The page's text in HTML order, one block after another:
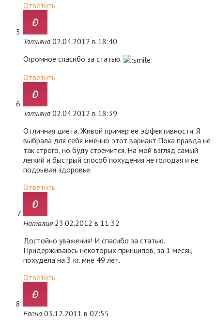
Ответить
Татьяна 02.04.2012 в 18:40
Огромное спасибо за статью.
Ответить
Татьяна 02.04.2012 в 18:39
Отличная диета. Живой пример ее эффективности. Я
выбрала для себя именно этот вариант.Пока правда не
так строго, но буду стремится. На мой взгляд самый
легкий и быстрый способ похудения не голодая и не
подрывая здоровье.
Ответить
Наталия 23.02.2012 в 11:32
Достойно уважения! И спасибо за статью.
Придерживаюсь некоторых принципов, за 1 месяц
похудела на 3 кг. мне 49 лет.
Ответить
Елена 03.12.2011 в 07:55